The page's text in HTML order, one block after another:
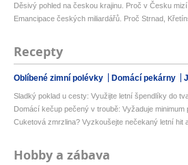
Děsivý pohled na českou krajinu. Proč v Česku
Emancipace českých miliardářů. Proč Strnad,
Recepty
Oblíbené zimní polévky Domácí pekárny
Sladký poklad u cesty: Využijte letní špendlíky do
Domácí kečup pečený v troubě: Vyžaduje minimum
Cuketová zmrzlina? Vyzkoušejte nečekaný letní hit
Hobby a zábava